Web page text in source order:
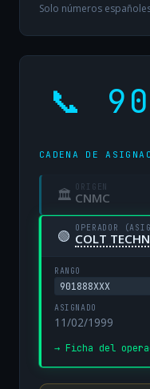
Solo números
📞
CADENA DE
🏛 ORIGEN
CNMC
🟢 OPERADOR
RANGO
901888XXX
ASIGNADO
11/02/1999
→ Ficha del